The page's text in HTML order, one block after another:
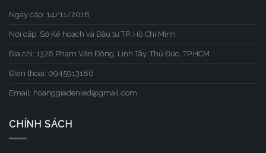
Ngày cấp: 14/11/2018
Nơi cấp: Sở Kế hoạch và Đầu tư TP. Hồ Chí Minh
Địa chỉ: 1376 Phạm Văn Đồng, Linh Tây, Thủ Đức, TP.HCM
Điện thoại: 0945913186
Email: hoanggiadenled@gmail.com
CHÍNH SÁCH